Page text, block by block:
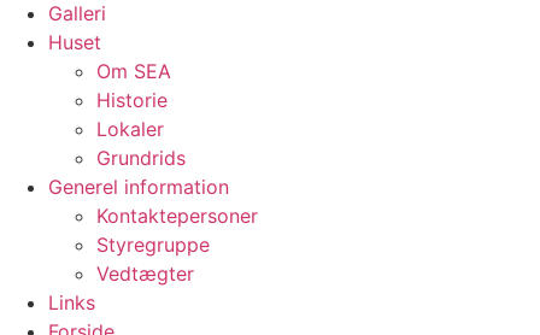
Galleri
Huset
Om SEA
Historie
Lokaler
Grundrids
Generel information
Kontaktepersoner
Styregruppe
Vedtægter
Links